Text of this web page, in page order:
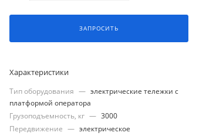
ЗАПРОСИТЬ
Характеристики
Тип оборудования — электрические тележки с
платформой оператора
Грузоподъемность, кг — 3000
Передвижение — электрическое